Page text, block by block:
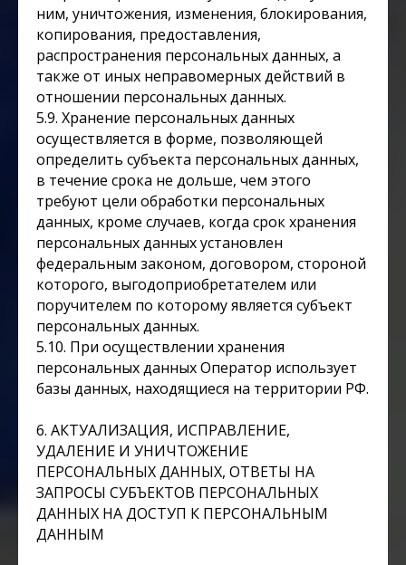
ним, уничтожения, изменения, блокирования,
копирования, предоставления,
распространения персональных данных, а
также от иных неправомерных действий в
отношении персональных данных.
5.9. Хранение персональных данных
осуществляется в форме, позволяющей
определить субъекта персональных данных,
в течение срока не дольше, чем этого
требуют цели обработки персональных
данных, кроме случаев, когда срок хранения
персональных данных установлен
федеральным законом, договором, стороной
которого, выгодоприобретателем или
поручителем по которому является субъект
персональных данных.
5.10. При осуществлении хранения
персональных данных Оператор использует
базы данных, находящиеся на территории РФ.
6. АКТУАЛИЗАЦИЯ, ИСПРАВЛЕНИЕ,
УДАЛЕНИЕ И УНИЧТОЖЕНИЕ
ПЕРСОНАЛЬНЫХ ДАННЫХ, ОТВЕТЫ НА
ЗАПРОСЫ СУБЪЕКТОВ ПЕРСОНАЛЬНЫХ
ДАННЫХ НА ДОСТУП К ПЕРСОНАЛЬНЫМ
ДАННЫМ